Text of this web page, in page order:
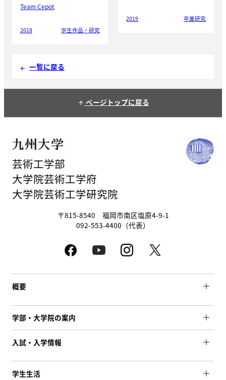
Team Cepot
2018 学生作品・研究
2019 卒業研究
arrow_back 一覧に戻る
arrow_upward ページトップに戻る
芸術工学部
大学院芸術工学府
大学院芸術工学研究院
〒815-8540 福岡市南区塩原4-9-1
092-553-4400（代表）
概要
学部・大学院の案内
入試・入学情報
学生生活